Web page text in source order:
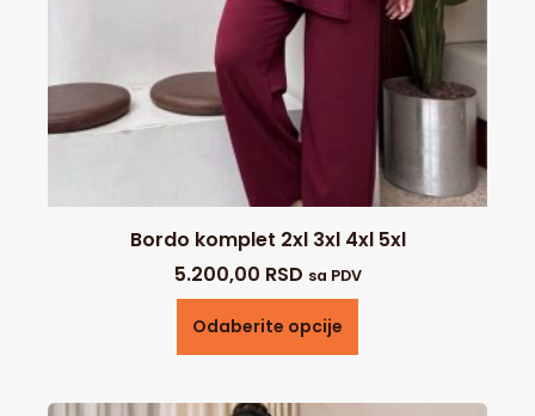
Bordo komplet 2xl 3xl 4xl 5xl
5.200,00 RSD sa PDV
Odaberite opcije